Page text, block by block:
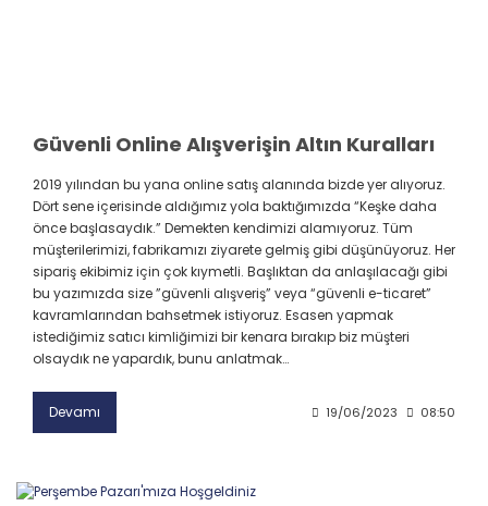
Güvenli Online Alışverişin Altın Kuralları
2019 yılından bu yana online satış alanında bizde yer alıyoruz.
Dört sene içerisinde aldığımız yola baktığımızda “Keşke daha
önce başlasaydık.” Demekten kendimizi alamıyoruz. Tüm
müşterilerimizi, fabrikamızı ziyarete gelmiş gibi düşünüyoruz. Her
sipariş ekibimiz için çok kıymetli. Başlıktan da anlaşılacağı gibi
bu yazımızda size ”güvenli alışveriş” veya “güvenli e-ticaret”
kavramlarından bahsetmek istiyoruz. Esasen yapmak
istediğimiz satıcı kimliğimizi bir kenara bırakıp biz müşteri
olsaydık ne yapardık, bunu anlatmak…
Devamı 19/06/2023 08:50